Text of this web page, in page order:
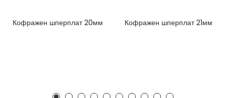
Кофражен шперплат 20мм Кофражен шперплат 21мм